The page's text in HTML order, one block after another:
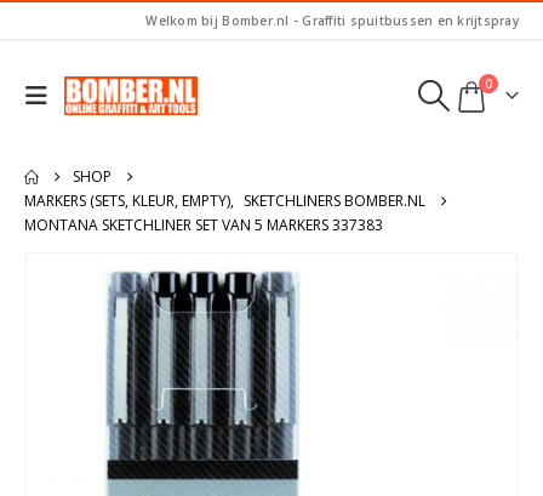
Welkom bij Bomber.nl - Graffiti spuitbussen en krijtspray
0
SHOP
MARKERS (SETS, KLEUR, EMPTY), SKETCHLINERS BOMBER.NL
MONTANA SKETCHLINER SET VAN 5 MARKERS 337383